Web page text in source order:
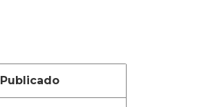
Publicado